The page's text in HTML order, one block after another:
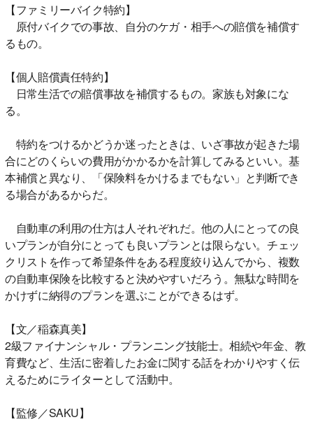
【ファミリーバイク特約】
原付バイクでの事故、自分のケガ・相手への賠償を補償す
るもの。
【個人賠償責任特約】
日常生活での賠償事故を補償するもの。家族も対象にな
る。
特約をつけるかどうか迷ったときは、いざ事故が起きた場
合にどのくらいの費用がかかるかを計算してみるといい。基
本補償と異なり、「保険料をかけるまでもない」と判断でき
る場合があるからだ。
自動車の利用の仕方は人それぞれだ。他の人にとっての良
いプランが自分にとっても良いプランとは限らない。チェッ
クリストを作って希望条件をある程度絞り込んでから、複数
の自動車保険を比較すると決めやすいだろう。無駄な時間を
かけずに納得のプランを選ぶことができるはず。
【文／稲森真美】
2級ファイナンシャル・プランニング技能士。相続や年金、教
育費など、生活に密着したお金に関する話をわかりやすく伝
えるためにライターとして活動中。
【監修／SAKU】